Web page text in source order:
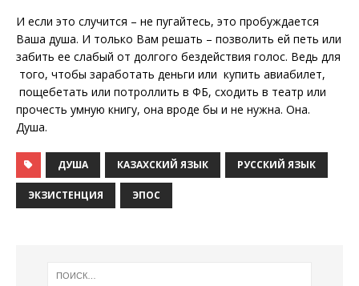
И если это случится – не пугайтесь, это пробуждается
Ваша душа. И только Вам решать – позволить ей петь или
забить ее слабый от долгого бездействия голос. Ведь для
того, чтобы заработать деньги или купить авиабилет,
пощебетать или потроллить в ФБ, сходить в театр или
прочесть умную книгу, она вроде бы и не нужна. Она.
Душа.
ДУША КАЗАХСКИЙ ЯЗЫК РУССКИЙ ЯЗЫК
ЭКЗИСТЕНЦИЯ ЭПОС